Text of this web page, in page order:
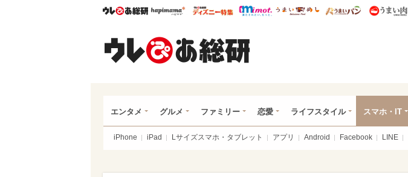
ウレぴあ総研ハピママ* ウレぴあ総研 ディズニー特集
mimot. うまいめし うまいパン
エンタメ グルメ ファミリー 恋愛 ライフスタイル スマホ・IT
iPhone iPad Lサイズスマホ・タブレット アプリ Android Facebook LINE